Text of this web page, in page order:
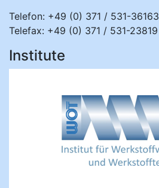
Telefon: +49 (0) 371 / 531-36163
Telefax: +49 (0) 371 / 531-23819
Institute